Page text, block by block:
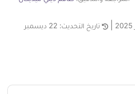
تاريخ التحديث:
22 ديسمبر